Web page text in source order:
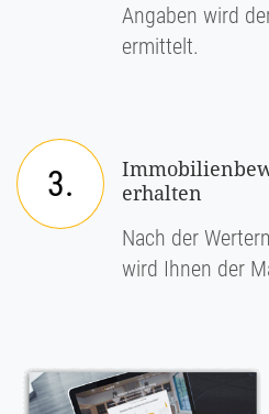
Angaben wird
ermittelt.
3.
erhalten
Nach der
wird Ihnen der